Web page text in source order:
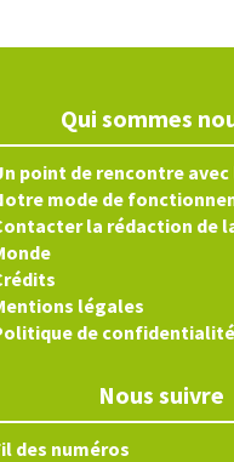
Qui sommes
point de rencontre
mode de
la rédaction de
légales
de confidentialité
Nous suivre
des numéros